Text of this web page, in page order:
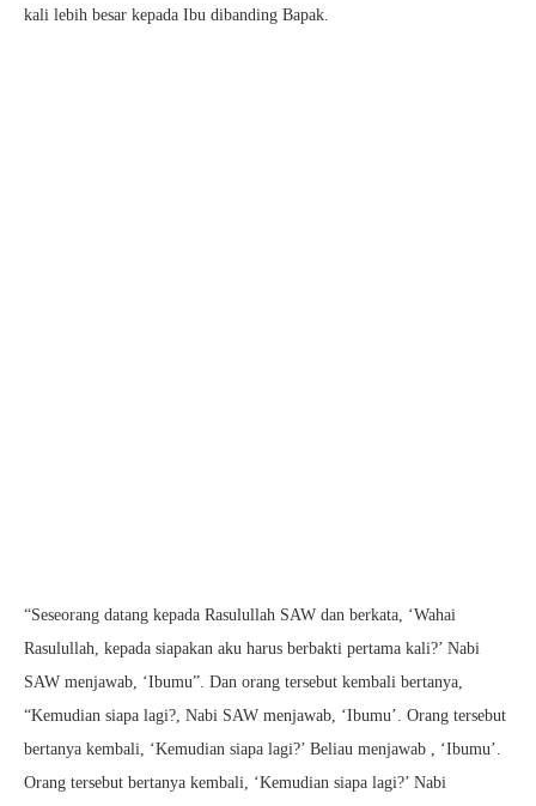
kali lebih besar kepada Ibu dibanding Bapak.
“Seseorang datang kepada Rasulullah SAW dan berkata, ‘Wahai
Rasulullah, kepada siapakan aku harus berbakti pertama kali?’ Nabi
SAW menjawab, ‘Ibumu”. Dan orang tersebut kembali bertanya,
“Kemudian siapa lagi?, Nabi SAW menjawab, ‘Ibumu’. Orang tersebut
bertanya kembali, ‘Kemudian siapa lagi?’ Beliau menjawab , ‘Ibumu’.
Orang tersebut bertanya kembali, ‘Kemudian siapa lagi?’ Nabi